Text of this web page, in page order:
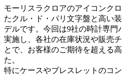
モーリスラクロアのアイコンク
たクル・ド・パリ文字盤と高い
デルです。今回は9社の時計専門
実施し、各社の在庫状況や販売
とで、お客様のご期待を超える
た。
特にケースやブレスレットのコ